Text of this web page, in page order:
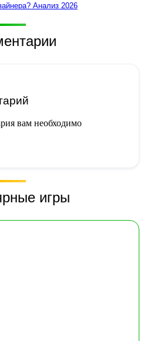
Анализ 2026
вам необходимо
игры